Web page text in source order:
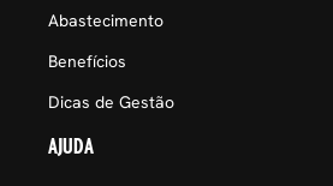
Abastecimento
Benefícios
Dicas de Gestão
AJUDA